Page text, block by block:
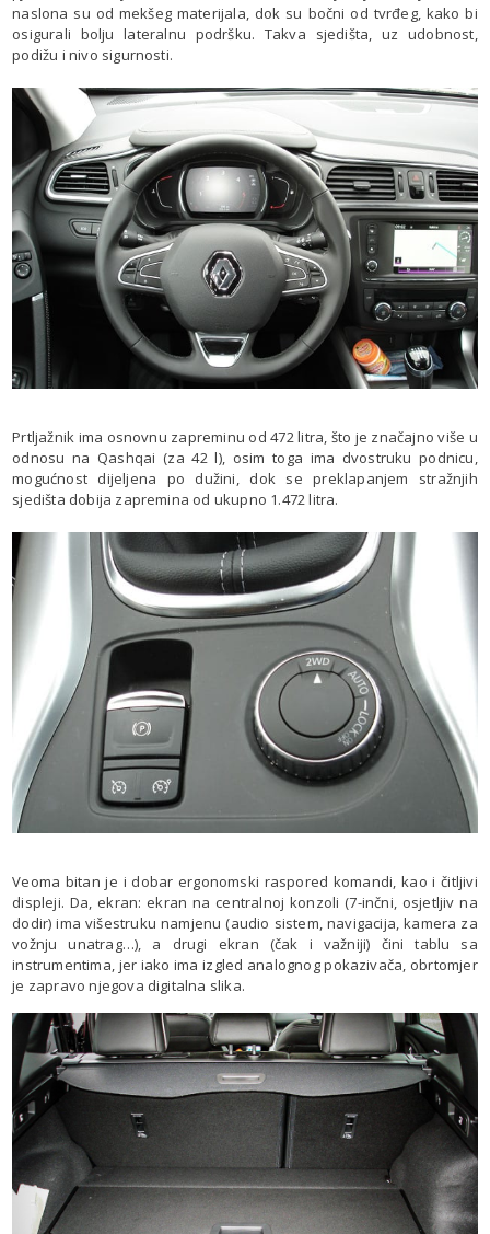
naslona su od mekšeg materijala, dok su bočni od tvrđeg, kako bi
osigurali bolju lateralnu podršku. Takva sjedišta, uz udobnost,
podižu i nivo sigurnosti.
Prtljažnik ima osnovnu zapreminu od 472 litra, što je značajno više u
odnosu na Qashqai (za 42 l), osim toga ima dvostruku podnicu,
mogućnost dijeljena po dužini, dok se preklapanjem stražnjih
sjedišta dobija zapremina od ukupno 1.472 litra.
Veoma bitan je i dobar ergonomski raspored komandi, kao i čitljivi
displeji. Da, ekran: ekran na centralnoj konzoli (7-inčni, osjetljiv na
dodir) ima višestruku namjenu (audio sistem, navigacija, kamera za
vožnju unatrag…), a drugi ekran (čak i važniji) čini tablu sa
instrumentima, jer iako ima izgled analognog pokazivača, obrtomjer
je zapravo njegova digitalna slika.